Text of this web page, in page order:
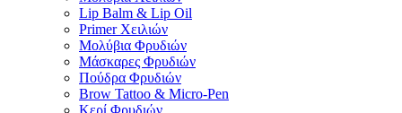
Lip Balm & Lip Oil
Primer Χειλιών
Μολύβια Φρυδιών
Μάσκαρες Φρυδιών
Πούδρα Φρυδιών
Brow Tattoo & Micro-Pen
Κερί Φρυδιών